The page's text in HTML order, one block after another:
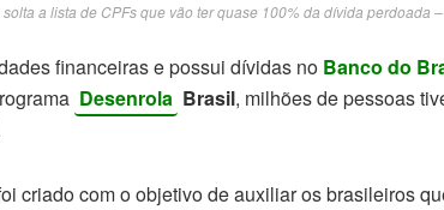
a lista de CPFs que vão ter quase 100% da dívida perdoada
financeiras e possui dívidas no Banco do
Desenrola Brasil, milhões de pessoas
criado com o objetivo de auxiliar os brasileiros